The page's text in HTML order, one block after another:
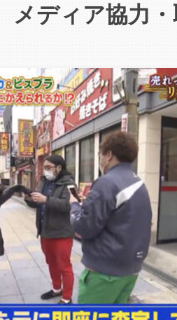
メディア協力